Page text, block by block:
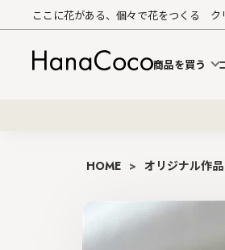
ここに花がある、個々で花をつくる ク
商品を買う
HOME > オリジナル作品